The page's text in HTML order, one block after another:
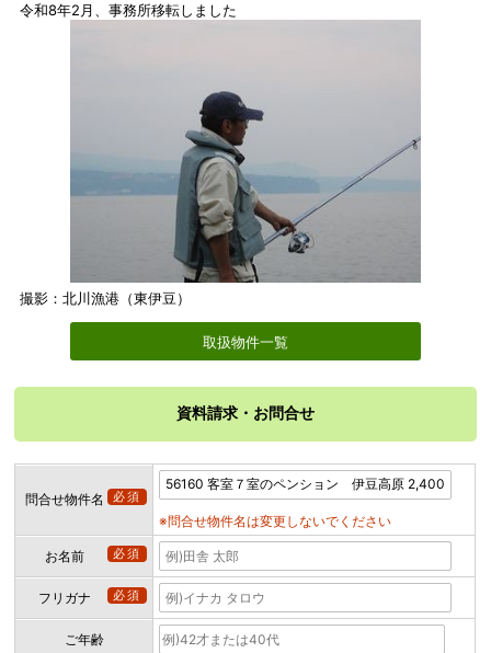
令和8年2月、事務所移転しました
撮影：北川漁港（東伊豆）
取扱物件一覧
資料請求・お問合せ
問合せ物件名 必須
※問合せ物件名は変更しないでください
お名前 必須
フリガナ 必須
ご年齢